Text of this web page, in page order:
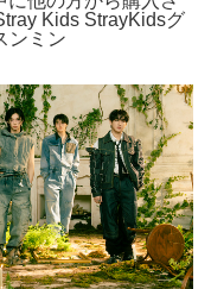
Kids StrayKidsグ
ンミン